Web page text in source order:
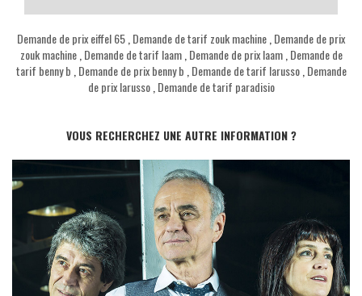
Demande de prix eiffel 65 Demande de tarif zouk machine Demande de prix
zouk machine, Demande de tarif laam, Demande de prix laam, Demande de
tarif benny b Demande de prix benny b Demande de tarif larusso, Demande
de prix larusso, Demande de tarif paradisio
VOUS RECHERCHEZ UNE AUTRE INFORMATION ?